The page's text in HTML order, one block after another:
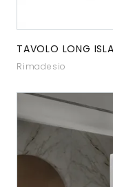
TAVOLO LONG
Rimadesio